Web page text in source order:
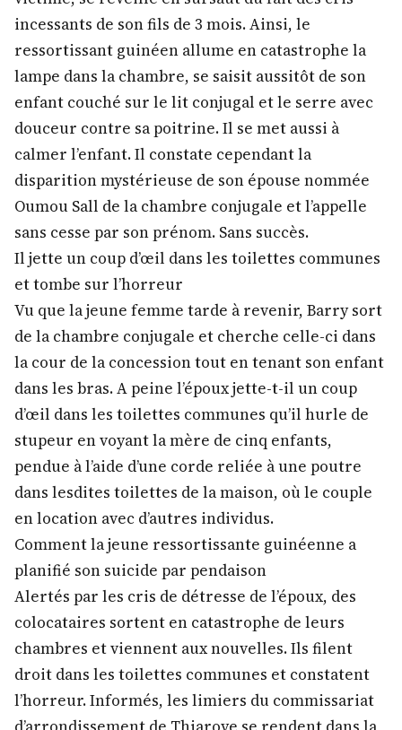
incessants de son fils de 3 mois. Ainsi, le
ressortissant guinéen allume en catastrophe la
lampe dans la chambre, se saisit aussitôt de son
enfant couché sur le lit conjugal et le serre avec
douceur contre sa poitrine. Il se met aussi à
calmer l’enfant. Il constate cependant la
disparition mystérieuse de son épouse nommée
Oumou Sall de la chambre conjugale et l’appelle
sans cesse par son prénom. Sans succès.
Il jette un coup d’œil dans les toilettes communes
et tombe sur l’horreur
Vu que la jeune femme tarde à revenir, Barry sort
de la chambre conjugale et cherche celle-ci dans
la cour de la concession tout en tenant son enfant
dans les bras. A peine l’époux jette-t-il un coup
d’œil dans les toilettes communes qu’il hurle de
stupeur en voyant la mère de cinq enfants,
pendue à l’aide d’une corde reliée à une poutre
dans lesdites toilettes de la maison, où le couple
en location avec d’autres individus.
Comment la jeune ressortissante guinéenne a
planifié son suicide par pendaison
Alertés par les cris de détresse de l’époux, des
colocataires sortent en catastrophe de leurs
chambres et viennent aux nouvelles. Ils filent
droit dans les toilettes communes et constatent
l’horreur. Informés, les limiers du commissariat